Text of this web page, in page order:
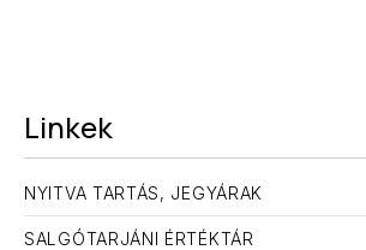
Linkek
NYITVA TARTÁS, JEGYÁRAK
SALGÓTARJÁNI ÉRTÉKTÁR